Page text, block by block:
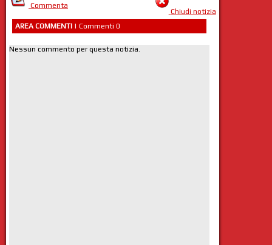
Chiudi notizia
Commenta
AREA COMMENTI | Commenti 0